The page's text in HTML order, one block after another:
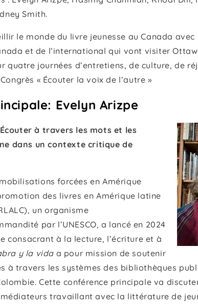
Smith.
le monde du livre jeunesse au Canada avec
et de l’international qui vont visiter
quatre journées d’entretiens, de culture, de
« Écouter la voix de l’autre »
Evelyn Arizpe
à travers les mots et les
dans un contexte critique de
forcées en Amérique
des livres en Amérique latine
un organisme
par l’UNESCO, a lancé en 2024
consacrant à la lecture, l’écriture et à
y la vida a pour mission de soutenir
à travers les systèmes des bibliothèques
Cette conférence principale va
travaillant avec la littérature de